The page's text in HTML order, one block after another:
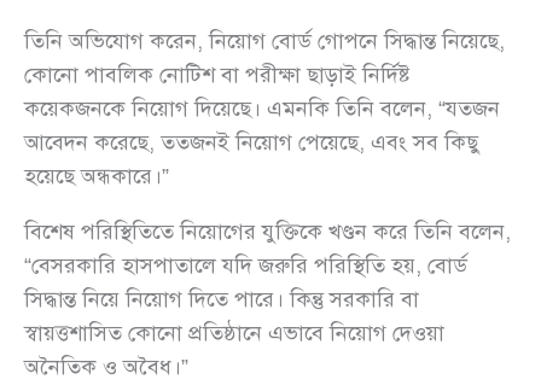
তিনি অভিযোগ করেন, নিয়োগ বোর্ড গোপনে সিদ্ধান্ত নিয়েছে,
কোনো পাবলিক নোটিশ বা পরীক্ষা ছাড়াই নির্দিষ্ট
কয়েকজনকে নিয়োগ দিয়েছে। এমনকি তিনি বলেন, “যতজন
আবেদন করেছে, ততজনই নিয়োগ পেয়েছে, এবং সব কিছু
হয়েছে অন্ধকারে।”
বিশেষ পরিস্থিতিতে নিয়োগের যুক্তিকে খণ্ডন করে তিনি বলেন,
“বেসরকারি হাসপাতালে যদি জরুরি পরিস্থিতি হয়, বোর্ড
সিদ্ধান্ত নিয়ে নিয়োগ দিতে পারে। কিন্তু সরকারি বা
স্বায়ত্তশাসিত কোনো প্রতিষ্ঠানে এভাবে নিয়োগ দেওয়া
অনৈতিক ও অবৈধ।”